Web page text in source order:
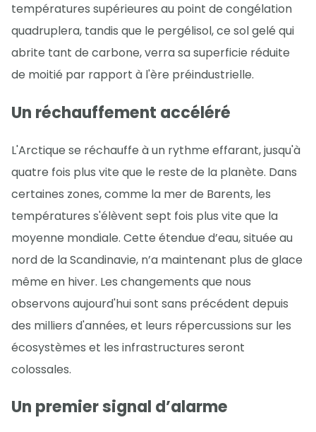
températures supérieures au point de congélation
quadruplera, tandis que le pergélisol, ce sol gelé qui
abrite tant de carbone, verra sa superficie réduite
de moitié par rapport à l'ère préindustrielle.
Un réchauffement accéléré
L'Arctique se réchauffe à un rythme effarant, jusqu'à
quatre fois plus vite que le reste de la planète. Dans
certaines zones, comme la mer de Barents, les
températures s'élèvent sept fois plus vite que la
moyenne mondiale. Cette étendue d’eau, située au
nord de la Scandinavie, n’a maintenant plus de glace
même en hiver. Les changements que nous
observons aujourd'hui sont sans précédent depuis
des milliers d'années, et leurs répercussions sur les
écosystèmes et les infrastructures seront
colossales.
Un premier signal d’alarme